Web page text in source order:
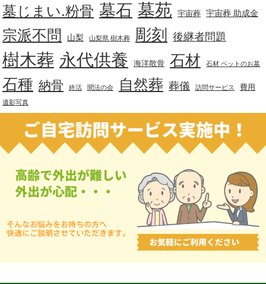
墓じまい.粉骨 墓石 墓苑 宇宙葬 宇宙葬 助成金
宗派不問 山梨 山梨県 樹木葬 彫刻 後継者問題
樹木葬 永代供養 海洋散骨 石材 石材 ペットのお墓
石種 納骨 終活 聞法の会 自然葬 葬儀 訪問サービス 費用
遺影写真